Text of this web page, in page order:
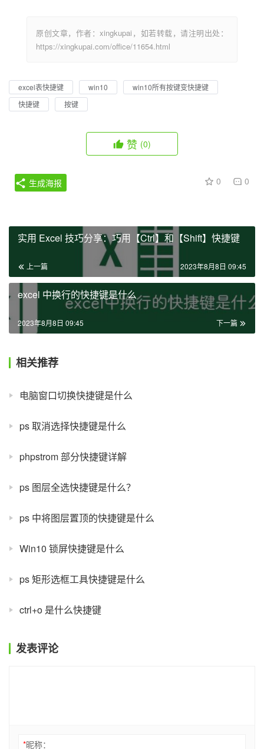
原创文章，作者：xingkupai，如若转载，请注明出处：
https://xingkupai.com/office/11654.html
excel表快捷键 win10
win10所有按键变快捷键
快捷键
按键
赞 (0)
0 0
生成海报
实用 Excel 技巧分享：巧用【Ctrl】和【Shift】快捷键
上一篇 2023年8月8日 09:45
excel 中换行的快捷键是什么
下一篇
2023年8月8日 09:45
相关推荐
电脑窗口切换快捷键是什么
ps 取消选择快捷键是什么
phpstrom 部分快捷键详解
ps 图层全选快捷键是什么？
ps 中将图层置顶的快捷键是什么
Win10 锁屏快捷键是什么
ps 矩形选框工具快捷键是什么
ctrl+o 是什么快捷键
发表评论
*昵称：